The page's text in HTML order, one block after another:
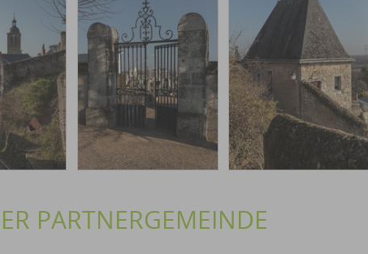
PARTNERGEMEINDE